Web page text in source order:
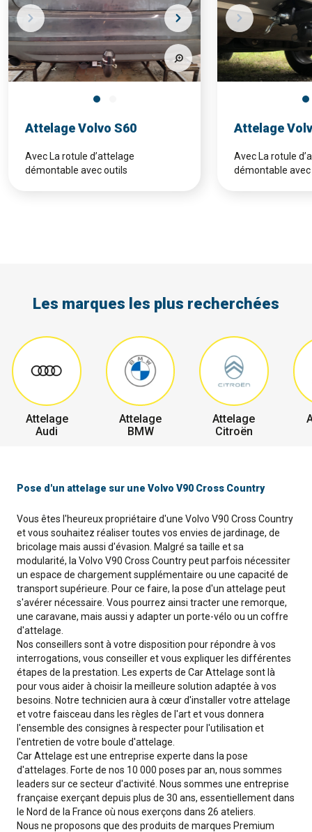
Attelage Volvo S60
Avec La rotule d’attelage
démontable avec outils
Attelage
Avec La rotule
démontable
Les marques les plus recherchées
Attelage
Audi
Attelage
BMW
Attelage
Citroën
Pose d'un attelage sur une Volvo V90 Cross Country
Vous êtes l'heureux propriétaire d'une Volvo V90 Cross Country
et vous souhaitez réaliser toutes vos envies de jardinage, de
bricolage mais aussi d'évasion. Malgré sa taille et sa
modularité, la Volvo V90 Cross Country peut parfois nécessiter
un espace de chargement supplémentaire ou une capacité de
transport supérieure. Pour ce faire, la pose d'un attelage peut
s'avérer nécessaire. Vous pourrez ainsi tracter une remorque,
une caravane, mais aussi y adapter un porte-vélo ou un coffre
d'attelage.
Nos conseillers sont à votre disposition pour répondre à vos
interrogations, vous conseiller et vous expliquer les différentes
étapes de la prestation. Les experts de Car Attelage sont là
pour vous aider à choisir la meilleure solution adaptée à vos
besoins. Notre technicien aura à cœur d'installer votre attelage
et votre faisceau dans les règles de l'art et vous donnera
l'ensemble des consignes à respecter pour l'utilisation et
l'entretien de votre boule d'attelage.
Car Attelage est une entreprise experte dans la pose
d'attelages. Forte de nos 10 000 poses par an, nous sommes
leaders sur ce secteur d'activité. Nous sommes une entreprise
française exerçant depuis plus de 30 ans, essentiellement dans
le Nord de la France où nous exerçons dans 26 ateliers.
Nous ne proposons que des produits de marques Premium